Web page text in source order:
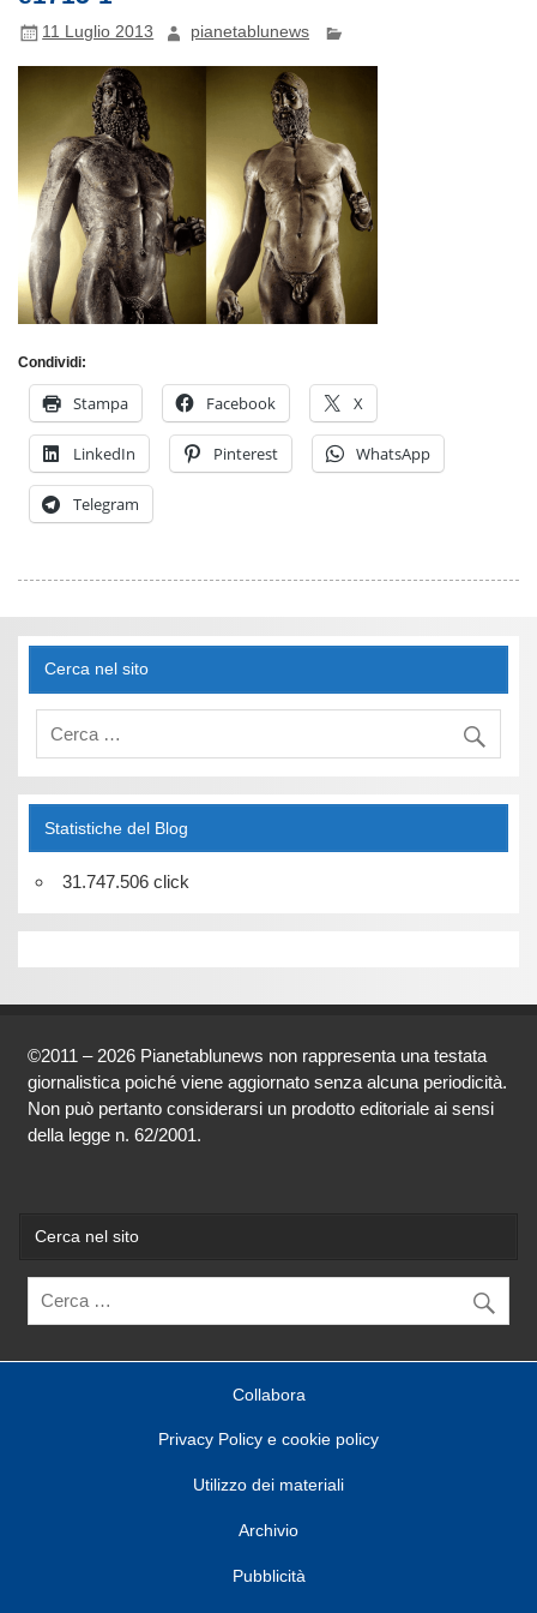
11 Luglio 2013 pianetablunews
Condividi:
Stampa Facebook X
LinkedIn Pinterest WhatsApp
Telegram
Cerca nel sito
Statistiche del Blog
31.747.506 click
©2011 – 2026 Pianetablunews non rappresenta una testata
giornalistica poiché viene aggiornato senza alcuna periodicità.
Non può pertanto considerarsi un prodotto editoriale ai sensi
della legge n. 62/2001.
Cerca nel sito
Collabora
Privacy Policy e cookie policy
Utilizzo dei materiali
Archivio
Pubblicità